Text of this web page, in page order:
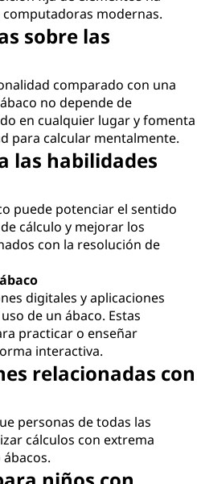
modernas.
sobre las
comparado con una
no depende de
en cualquier lugar y fomenta
para calcular mentalmente.
las habilidades
puede potenciar el sentido
cálculo y mejorar los
con la resolución de
digitales y aplicaciones
de un ábaco. Estas
practicar o enseñar
interactiva.
relacionadas con
personas de todas las
cálculos con extrema